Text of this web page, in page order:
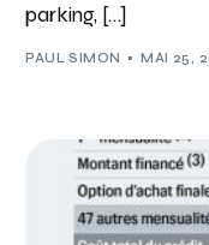
parking, […]
PAUL SIMON MAI 25,